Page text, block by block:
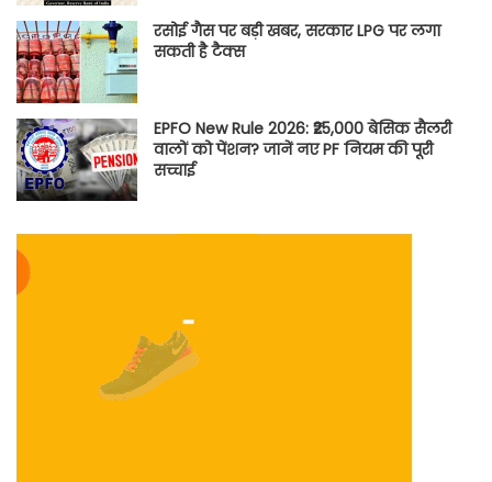
रसोई गैस पर बड़ी खबर, सरकार LPG पर लगा
सकती है टैक्स
EPFO New Rule 2026: ₹25,000 बेसिक सैलरी
वालों को पेंशन? जानें नए PF नियम की पूरी
सच्चाई